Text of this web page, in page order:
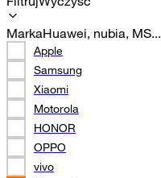
MarkaHuawei, nubia, MS...
Apple
Samsung
Xiaomi
Motorola
HONOR
OPPO
vivo